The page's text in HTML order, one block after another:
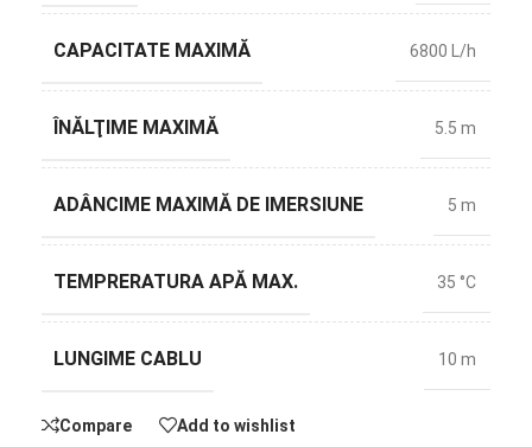
CAPACITATE MAXIMĂ 6800 L/h
ÎNĂLŢIME MAXIMĂ 5.5 m
ADÂNCIME MAXIMĂ DE IMERSIUNE 5 m
TEMPRERATURA APĂ MAX. 35 °C
LUNGIME CABLU 10 m
Compare Add to wishlist